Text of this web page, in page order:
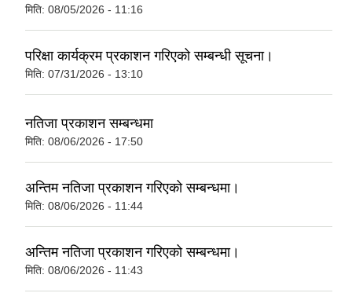
मिति: 08/05/2026 - 11:16
परिक्षा कार्यक्रम प्रकाशन गरिएको सम्बन्धी सूचना।
मिति: 07/31/2026 - 13:10
नतिजा प्रकाशन सम्बन्धमा
मिति: 08/06/2026 - 17:50
अन्तिम नतिजा प्रकाशन गरिएको सम्बन्धमा।
मिति: 08/06/2026 - 11:44
अन्तिम नतिजा प्रकाशन गरिएको सम्बन्धमा।
मिति: 08/06/2026 - 11:43